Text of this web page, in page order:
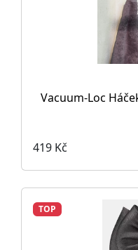
Vacuum-Loc
419 Kč
TOP